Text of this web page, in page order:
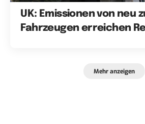
UK: Emissionen von neu
Fahrzeugen erreichen
Mehr anzeigen